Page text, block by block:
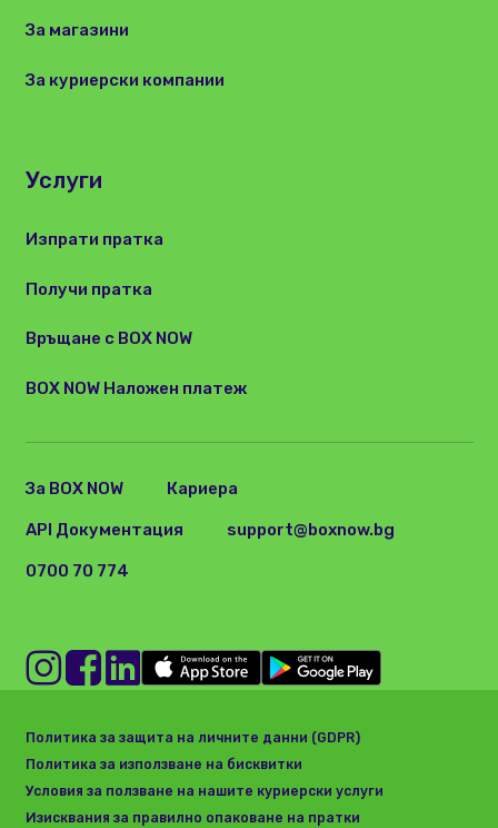
За магазини
За куриерски компании
Услуги
Изпрати пратка
Получи пратка
Връщане с BOX NOW
BOX NOW Наложен платеж
За BOX NOW Кариера
API Документация support@boxnow.bg
0700 70 774
Политика за защита на личните данни (GDPR)
Политика за използване на бисквитки
Условия за ползване на нашите куриерски услуги
Изисквания за правилно опаковане на пратки